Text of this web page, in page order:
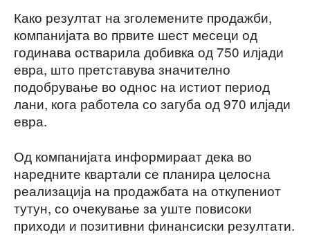
Како резултат на зголемените продажби,
компанијата во првите шест месеци од
годинава остварила добивка од 750 илјади
евра, што претставува значително
подобрување во однос на истиот период
лани, кога работела со загуба од 970 илјади
евра.
Од компанијата информираат дека во
наредните квартали се планира целосна
реализација на продажбата на откупениот
тутун, со очекување за уште повисоки
приходи и позитивни финансиски резултати.